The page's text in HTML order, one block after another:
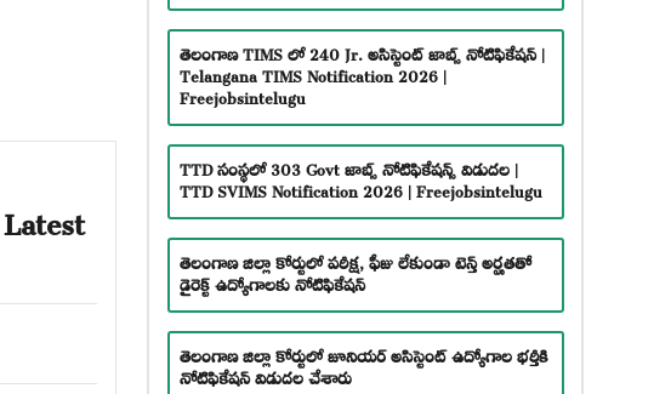
తెలంగాణ TIMS లో 240 Jr. అసిస్టెంట్ జాబ్స్ నోటిఫికేషన్ |
Telangana TIMS Notification 2026 |
Freejobsintelugu
TTD సంస్థలో 303 Govt జాబ్స్ నోటిఫికేషన్స్ విడుదల |
TTD SVIMS Notification 2026 | Freejobsintelugu
తెలంగాణ జిల్లా కోర్టులో పరీక్ష, ఫీజు లేకుండా టెన్త్ అర్హతతో
డైరెక్ట్ ఉద్యోగాలకు నోటిఫికేషన్
తెలంగాణ జిల్లా కోర్టులో జూనియర్ అసిస్టెంట్ ఉద్యోగాల భర్తీకి
నోటిఫికేషన్ విడుదల చేశారు